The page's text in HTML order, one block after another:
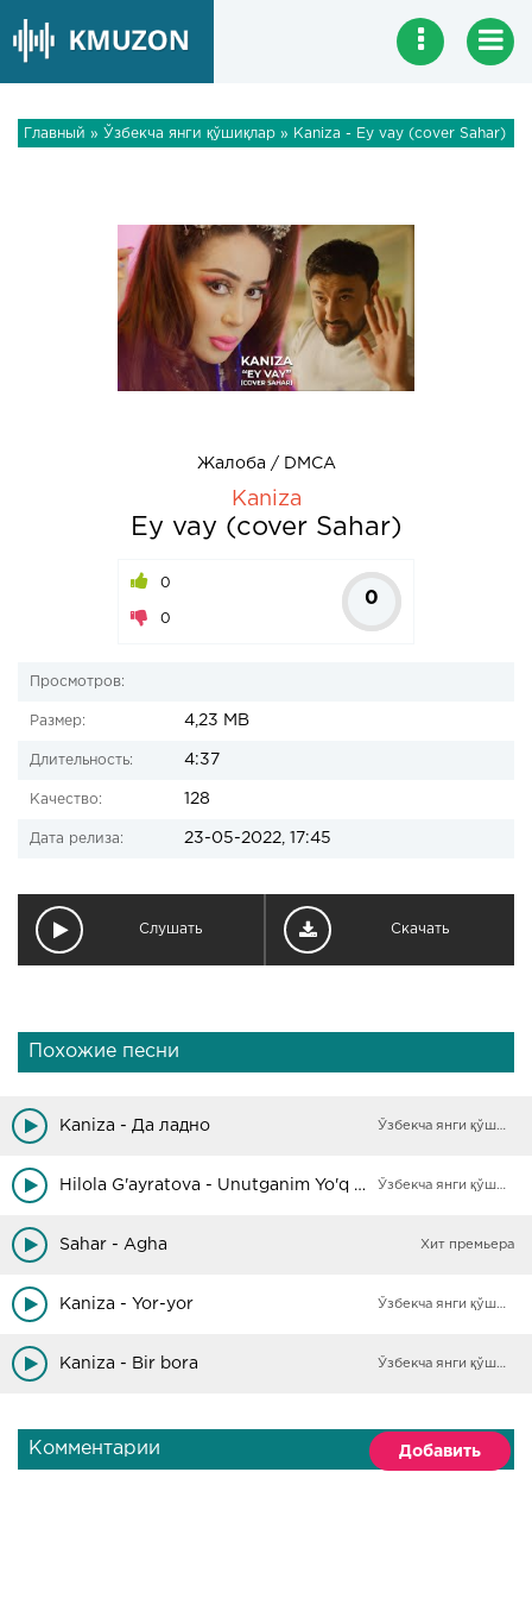
Главный » Ўзбекча янги қўшиқлар » Kaniza - Ey vay (cover Sahar)
Жалоба / DMCA
Kaniza
Ey vay (cover Sahar)
0
0
0
Просмотров:
Размер: 4,23 MB
Длительность: 4:37
Качество: 128
Дата релиза: 23-05-2022, 17:45
Слушать Скачать
Похожие песни
Kaniza - Да ладно Ўзбекча янги қўшиқлар
Hilola G'ayratova - Unutganim Yo'q (Cover Sahar) Ўзбекча янги қўшиқлар
Sahar - Agha Хит премьера
Kaniza - Yor-yor Ўзбекча янги қўшиқлар
Kaniza - Bir bora Ўзбекча янги қўшиқлар
Комментарии Добавить